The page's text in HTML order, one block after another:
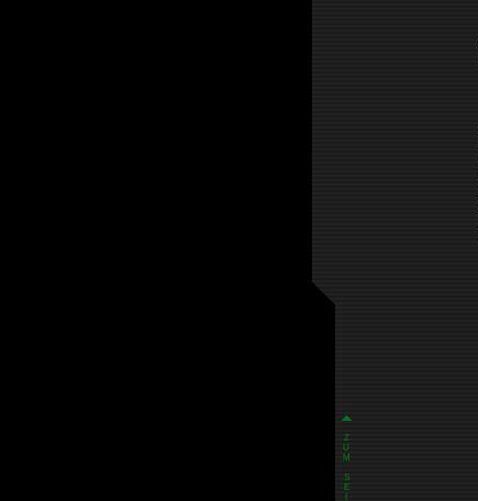
Z
U
M
S
E